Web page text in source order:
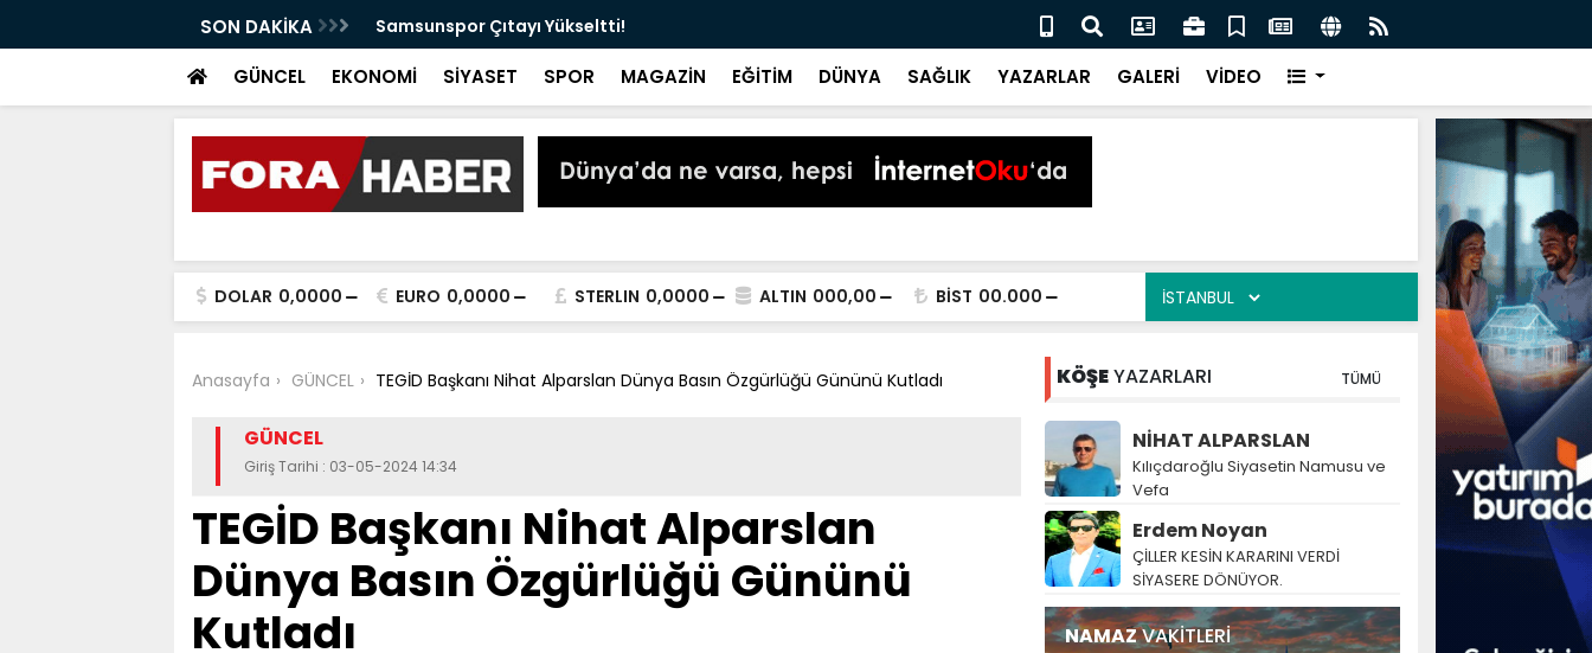
SON DAKİKA
Bir Tekkeköy İçin Çalışıyoruz" Samsunspor Çıtayı Yükseltti! Başkan Kurnaz: İlkadım’da Gönüllere Dokunuyoruz
GÜNCEL EKONOMİ SİYASET SPOR MAGAZİN EĞİTİM DÜNYA SAĞLIK YAZARLAR GALERİ VİDEO
DOLAR 0,0000 EURO 0,0000 STERLIN 0,0000 ALTIN 000,00 BİST 00.000
Anasayfa GÜNCEL TEGİD Başkanı Nihat Alparslan Dünya Basın Özgürlüğü Gününü Kutladı
GÜNCEL
Giriş Tarihi : 03-05-2024 14:34
TEGİD Başkanı Nihat Alparslan
Dünya Basın Özgürlüğü Gününü
Kutladı
KÖŞEYAZARLARI TÜMÜ
NİHAT ALPARSLAN
Kılıçdaroğlu Siyasetin Namusu ve
Vefa
Erdem Noyan
ÇİLLER KESİN KARARINI VERDİ
SİYASERE DÖNÜYOR.
NAMAZVAKİTLERİ